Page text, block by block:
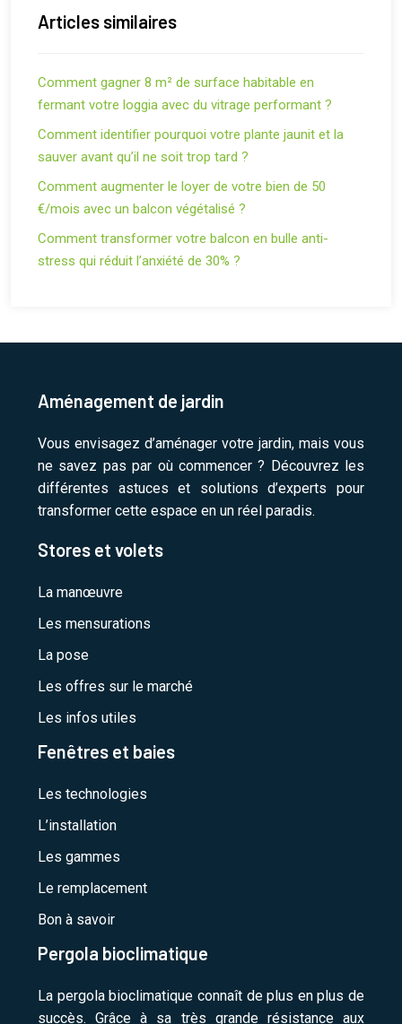
Articles similaires
Comment gagner 8 m² de surface habitable en
fermant votre loggia avec du vitrage performant ?
Comment identifier pourquoi votre plante jaunit et la
sauver avant qu’il ne soit trop tard ?
Comment augmenter le loyer de votre bien de 50
€/mois avec un balcon végétalisé ?
Comment transformer votre balcon en bulle anti-
stress qui réduit l’anxiété de 30% ?
Aménagement de jardin
Vous envisagez d’aménager votre jardin, mais vous
ne savez pas par où commencer ? Découvrez les
différentes astuces et solutions d’experts pour
transformer cette espace en un réel paradis.
Stores et volets
La manœuvre
Les mensurations
La pose
Les offres sur le marché
Les infos utiles
Fenêtres et baies
Les technologies
L’installation
Les gammes
Le remplacement
Bon à savoir
Pergola bioclimatique
La pergola bioclimatique connaît de plus en plus de
succès. Grâce à sa très grande résistance aux